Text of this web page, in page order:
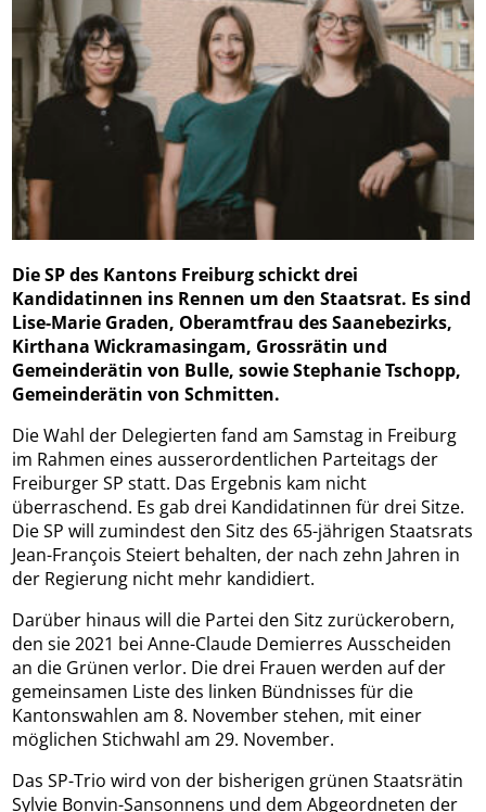
Die SP des Kantons Freiburg schickt drei
Kandidatinnen ins Rennen um den Staatsrat. Es sind
Lise-Marie Graden, Oberamtfrau des Saanebezirks,
Kirthana Wickramasingam, Grossrätin und
Gemeinderätin von Bulle, sowie Stephanie Tschopp,
Gemeinderätin von Schmitten.
Die Wahl der Delegierten fand am Samstag in Freiburg
im Rahmen eines ausserordentlichen Parteitags der
Freiburger SP statt. Das Ergebnis kam nicht
überraschend. Es gab drei Kandidatinnen für drei Sitze.
Die SP will zumindest den Sitz des 65-jährigen Staatsrats
Jean-François Steiert behalten, der nach zehn Jahren in
der Regierung nicht mehr kandidiert.
Darüber hinaus will die Partei den Sitz zurückerobern,
den sie 2021 bei Anne-Claude Demierres Ausscheiden
an die Grünen verlor. Die drei Frauen werden auf der
gemeinsamen Liste des linken Bündnisses für die
Kantonswahlen am 8. November stehen, mit einer
möglichen Stichwahl am 29. November.
Das SP-Trio wird von der bisherigen grünen Staatsrätin
Sylvie Bonvin-Sansonnens und dem Abgeordneten der